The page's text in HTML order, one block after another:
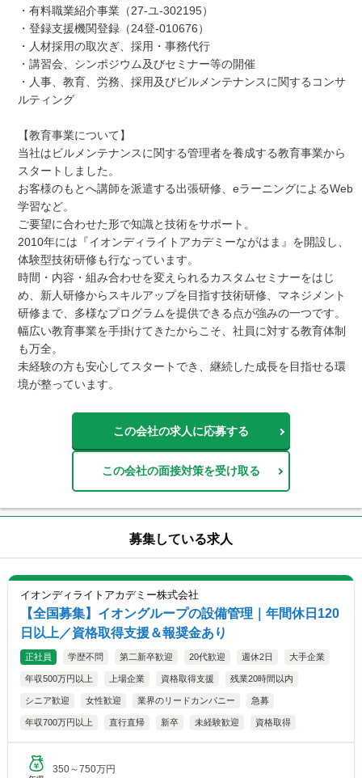
・有料職業紹介事業（27-ユ-302195）
・登録支援機関登録（24登-010676）
・人材採用の取次ぎ、採用・事務代行
・講習会、シンポジウム及びセミナー等の開催
・人事、教育、労務、採用及びビルメンテナンスに関するコンサ
ルティング
【教育事業について】
当社はビルメンテナンスに関する管理者を養成する教育事業から
スタートしました。
お客様のもとへ講師を派遣する出張研修、eラーニングによるWeb
学習など。
ご要望に合わせた形で知識と技術をサポート。
2010年には『イオンディライトアカデミーながはま』を開設し、
体験型技術研修も行なっています。
時間・内容・組み合わせを変えられるカスタムセミナーをはじ
め、新人研修からスキルアップを目指す技術研修、マネジメント
研修まで、多様なプログラムを提供できる点が強みの一つです。
幅広い教育事業を手掛けてきたからこそ、社員に対する教育体制
も万全。
未経験の方も安心してスタートでき、継続した成長を目指せる環
境が整っています。
この会社の求人に応募する
この会社の面接対策を受け取る
募集している求人
イオンディライトアカデミー株式会社
【全国募集】イオングループの設備管理｜年間休日120
日以上／資格取得支援＆報奨金あり
正社員 学歴不問 第二新卒歓迎 20代歓迎 週休2日 大手企業
年収500万円以上 上場企業 資格取得支援 残業20時間以内
シニア歓迎 女性歓迎 業界のリードカンパニー 急募
年収700万円以上 直行直帰 新卒 未経験歓迎 資格取得
350～750万円